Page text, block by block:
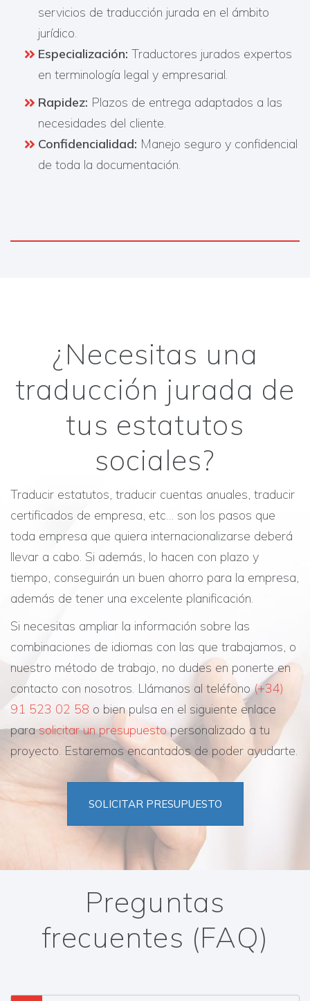
servicios de traducción jurada en el ámbito
jurídico.
Especialización: Traductores jurados expertos
en terminología legal y empresarial.
Rapidez: Plazos de entrega adaptados a las
necesidades del cliente.
Confidencialidad: Manejo seguro y confidencial
de toda la documentación.​
¿Necesitas una
traducción jurada de
tus estatutos
sociales?
Traducir estatutos, traducir cuentas anuales, traducir
certificados de empresa, etc… son los pasos que
toda empresa que quiera internacionalizarse deberá
llevar a cabo. Si además, lo hacen con plazo y
tiempo, conseguirán un buen ahorro para la empresa,
además de tener una excelente planificación.
Si necesitas ampliar la información sobre las
combinaciones de idiomas con las que trabajamos, o
nuestro método de trabajo, no dudes en ponerte en
contacto con nosotros. Llámanos al teléfono(+34)
91 523 02 58 o bien pulsa en el siguiente enlace
parasolicitar un presupuestopersonalizado a tu
proyecto. Estaremos encantados de poder ayudarte.
SOLICITAR PRESUPUESTO
Preguntas
frecuentes (FAQ)